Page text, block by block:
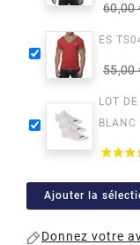
Prix
​​
60,00
Prix
ES
Prix
55,00
Prix
LOT
BLANC
Prix
Ajouter la
Donnez votre